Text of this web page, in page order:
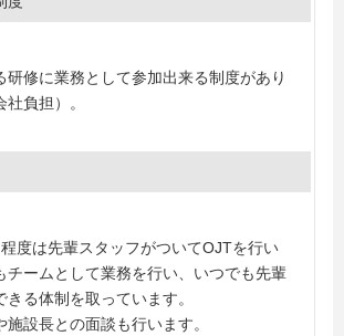
研修に業務として参加出来る制度があり
負担）。
度は先輩スタッフがついてOJTを行い
チームとして業務を行い、いつでも先輩
る体制を取っています。
施設長との面談も行います。